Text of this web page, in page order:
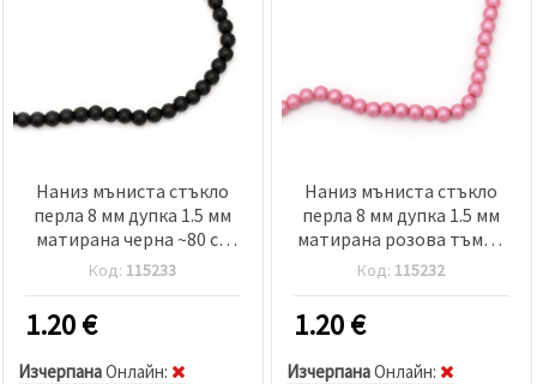
Наниз мъниста стъкло
перла 8 мм дупка 1.5 мм
матирана черна ~80 см
~106 броя
Код: 115233
1.20€
ИзчерпанаOнлайн:
Наниз мъниста стъкло
перла 8 мм дупка 1.5 мм
матирана розова тъмно
~80 см ~106 броя
Код: 115232
1.20€
ИзчерпанаOнлайн: